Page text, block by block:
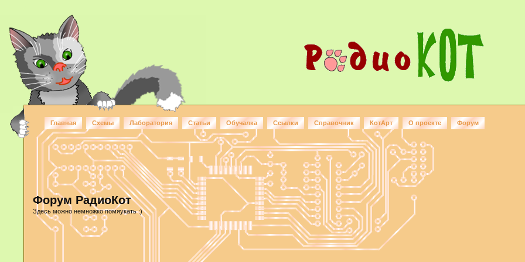
Главная Схемы Лаборатория Статьи Обучалка Ссылки Справочник КотАрт О проекте Форум
Форум РадиоКот
Здесь можно немножко помяукать :)